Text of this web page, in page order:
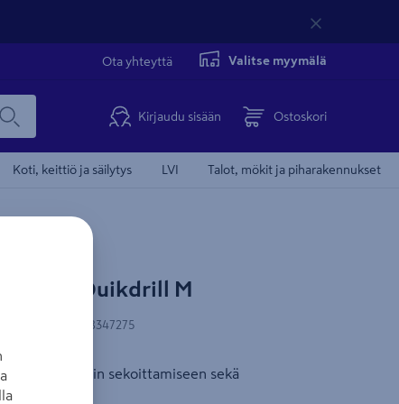
Ota yhteyttä Valitse myymälä
Kirjaudu sisään Ostoskori
Koti, keittiö ja säilytys LVI Talot, mökit ja piharakennukset
kairaan Quikdrill M
5905568347275
kompostin sekoittamiseen sekä